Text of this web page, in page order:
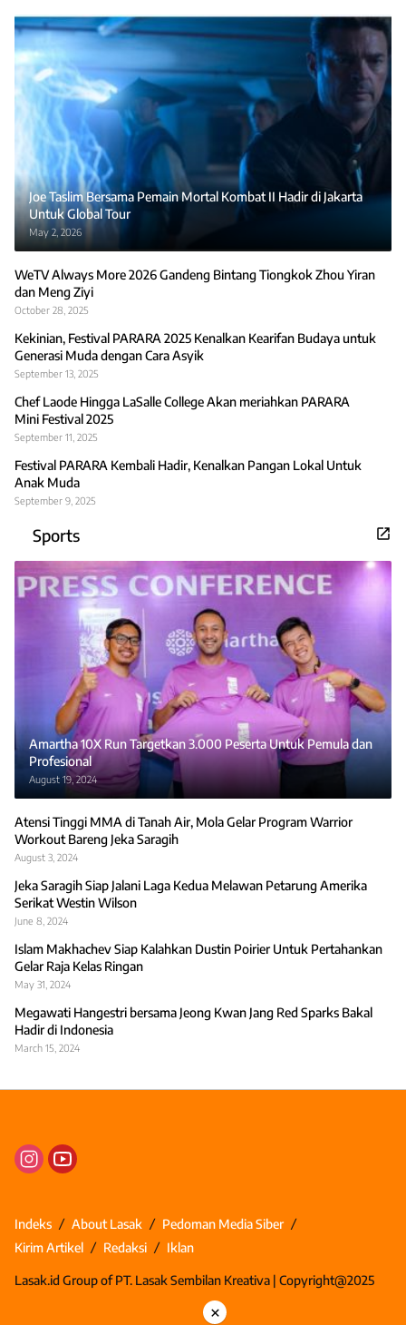
Joe Taslim Bersama Pemain Mortal Kombat II Hadir di Jakarta
Untuk Global Tour
May 2, 2026
WeTV Always More 2026 Gandeng Bintang Tiongkok Zhou Yiran
dan Meng Ziyi
October 28, 2025
Kekinian, Festival PARARA 2025 Kenalkan Kearifan Budaya untuk
Generasi Muda dengan Cara Asyik
September 13, 2025
Chef Laode Hingga LaSalle College Akan meriahkan PARARA
Mini Festival 2025
September 11, 2025
Festival PARARA Kembali Hadir, Kenalkan Pangan Lokal Untuk
Anak Muda
September 9, 2025
Sports
Amartha 10X Run Targetkan 3.000 Peserta Untuk Pemula dan
Profesional
August 19, 2024
Atensi Tinggi MMA di Tanah Air, Mola Gelar Program Warrior
Workout Bareng Jeka Saragih
August 3, 2024
Jeka Saragih Siap Jalani Laga Kedua Melawan Petarung Amerika
Serikat Westin Wilson
June 8, 2024
Islam Makhachev Siap Kalahkan Dustin Poirier Untuk Pertahankan
Gelar Raja Kelas Ringan
May 31, 2024
Megawati Hangestri bersama Jeong Kwan Jang Red Sparks Bakal
Hadir di Indonesia
March 15, 2024
Indeks About Lasak
Pedoman Media Siber
Kirim Artikel
Redaksi Iklan
Lasak.id Group of PT. Lasak Sembilan Kreativa | Copyright@2025
×